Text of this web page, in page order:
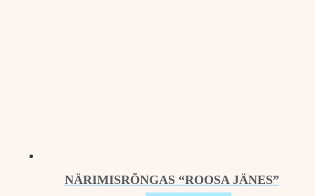
NÄRIMISRÕNGAS “ROOSA JÄNES”